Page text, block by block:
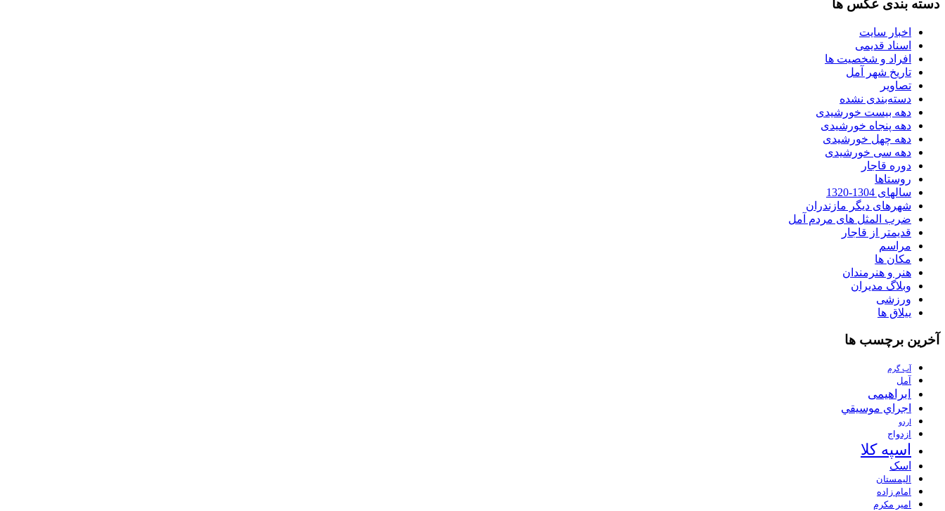
دسته بندی عکس ها
اخبار سایت
اسناد قدیمی
افراد و شخصیت ها
تاریخ شهر آمل
تصاویر
دسته‌بندی نشده
دهه بیست خورشیدی
دهه پنجاه خورشیدی
دهه چهل خورشیدی
دهه سی خورشیدی
دوره قاجار
روستاها
سالهای 1304-1320
شهرهای دیگر مازندران
ضرب المثل های مردم آمل
قدیمتر از قاجار
مراسم
مکان ها
هنر و هنرمندان
وبلاگ مدیران
ورزشی
ییلاق ها
آخرین برچسب ها
آب گرم
آمل
ابراهیمی
اجراي موسيقي
اردو
ازدواج
اسپه کلا
اسک
الیمستان
امام زاده
امیر مکرم